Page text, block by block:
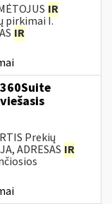
IR
pirkimai I.
IR
Prekių
ADRESAS IR